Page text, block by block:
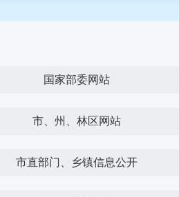
国家部委网站
市、州、林区网站
市直部门、乡镇信息公开